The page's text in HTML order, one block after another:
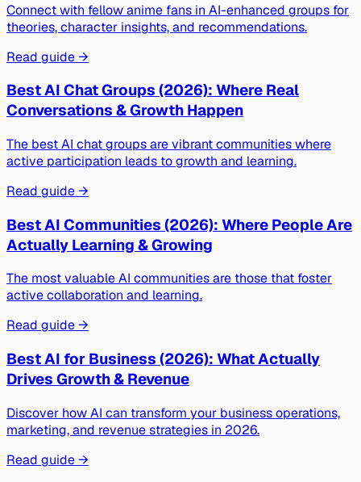
Connect with fellow anime fans in AI-enhanced groups for
theories, character insights, and recommendations.
Read guide →
Best AI Chat Groups (2026): Where Real
Conversations & Growth Happen
The best AI chat groups are vibrant communities where
active participation leads to growth and learning.
Read guide →
Best AI Communities (2026): Where People Are
Actually Learning & Growing
The most valuable AI communities are those that foster
active collaboration and learning.
Read guide →
Best AI for Business (2026): What Actually
Drives Growth & Revenue
Discover how AI can transform your business operations,
marketing, and revenue strategies in 2026.
Read guide →